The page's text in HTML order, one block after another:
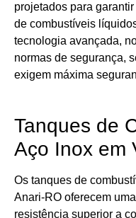
projetados para
de combustíveis
tecnologia avançada,
normas de segurança,
exigem máxima
Tanques de
Aço Inox em
Os tanques de
Anari-RO oferecem
resistência superior a